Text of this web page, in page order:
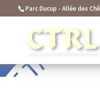
{ if (is_admin()) {
Parc Ducup - Allée des